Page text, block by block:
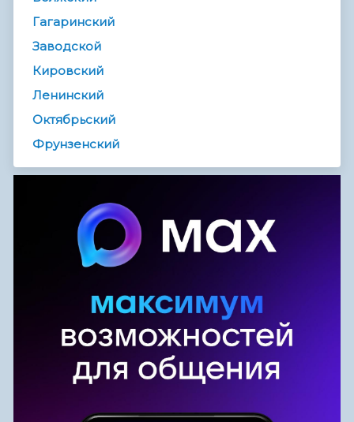
Гагаринский
Заводской
Кировский
Ленинский
Октябрьский
Фрунзенский